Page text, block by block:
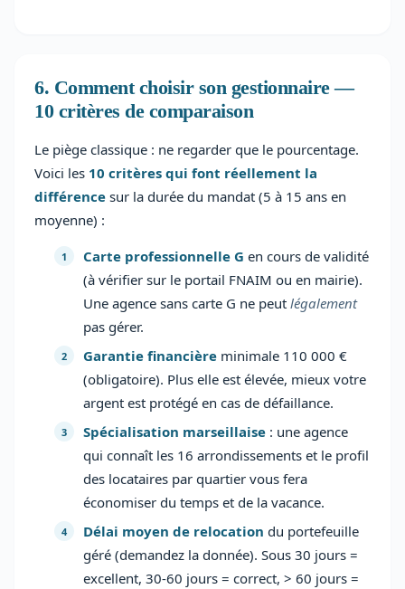
6. Comment choisir son gestionnaire —
10 critères de comparaison
Le piège classique : ne regarder que le pourcentage.
Voici les 10 critères qui font réellement la
différence sur la durée du mandat (5 à 15 ans en
moyenne) :
Carte professionnelle G en cours de validité
(à vérifier sur le portail FNAIM ou en mairie).
Une agence sans carte G ne peut légalement
pas gérer.
Garantie financière minimale 110 000 €
(obligatoire). Plus elle est élevée, mieux votre
argent est protégé en cas de défaillance.
Spécialisation marseillaise : une agence
qui connaît les 16 arrondissements et le profil
des locataires par quartier vous fera
économiser du temps et de la vacance.
Délai moyen de relocation du portefeuille
géré (demandez la donnée). Sous 30 jours =
excellent, 30-60 jours = correct, > 60 jours =